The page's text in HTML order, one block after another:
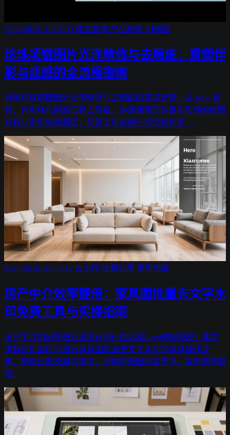
2026-06-20 19:01:00 珠宝首饰 产品精修 AI修图
珍珠项链图片光泽精修与去瑕疵：重塑伴
彩与质感的全流程指南
拆解珍珠项链图片光泽精修与去瑕疵的实操步骤。从 Raw 解
析、伴彩强化到高低频去瑕疵，讲清保留珍珠真实质感的修图
参数与常见失败原因，帮珠宝电商提升视觉转化率。
2026-06-20 18:52:12 去水印 批量处理 家居电商
房产中介效率翻倍：家具图批量去文字水
印免费工具与实操指南
房产中介如何快速处理带有同行电话和Logo的房源图？本文
详解使用图叮AI进行家具图批量去文字水印的具体操作步
骤、参数设置及避坑指南，助你房源图秒变干净，发房效率翻
倍。